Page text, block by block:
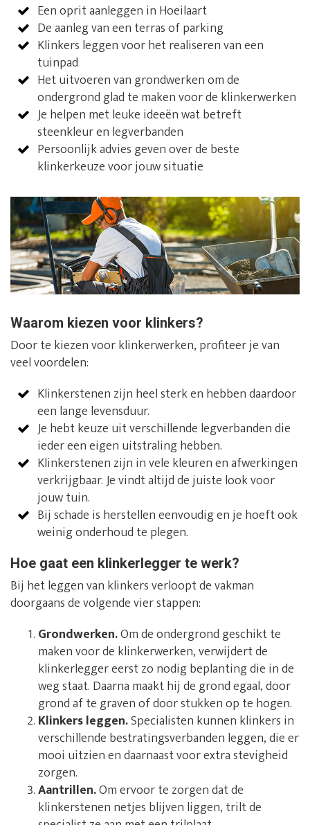
Een oprit aanleggen in Hoeilaart
De aanleg van een terras of parking
Klinkers leggen voor het realiseren van een
tuinpad
Het uitvoeren van grondwerken om de
ondergrond glad te maken voor de klinkerwerken
Je helpen met leuke ideeën wat betreft
steenkleur en legverbanden
Persoonlijk advies geven over de beste
klinkerkeuze voor jouw situatie
Waarom kiezen voor klinkers?
Door te kiezen voor klinkerwerken, profiteer je van
veel voordelen:
Klinkerstenen zijn heel sterk en hebben daardoor
een lange levensduur.
Je hebt keuze uit verschillende legverbanden die
ieder een eigen uitstraling hebben.
Klinkerstenen zijn in vele kleuren en afwerkingen
verkrijgbaar. Je vindt altijd de juiste look voor
jouw tuin.
Bij schade is herstellen eenvoudig en je hoeft ook
weinig onderhoud te plegen.
Hoe gaat een klinkerlegger te werk?
Bij het leggen van klinkers verloopt de vakman
doorgaans de volgende vier stappen:
Grondwerken.Om de ondergrond geschikt te
maken voor de klinkerwerken, verwijdert de
klinkerlegger eerst zo nodig beplanting die in de
weg staat. Daarna maakt hij de grond egaal, door
grond af te graven of door stukken op te hogen.
Klinkers leggen.Specialisten kunnen klinkers in
verschillende bestratingsverbanden leggen, die er
mooi uitzien en daarnaast voor extra stevigheid
zorgen.
Aantrillen.Om ervoor te zorgen dat de
klinkerstenen netjes blijven liggen, trilt de